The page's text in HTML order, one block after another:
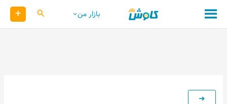
محتوا
بازار من کاوش +